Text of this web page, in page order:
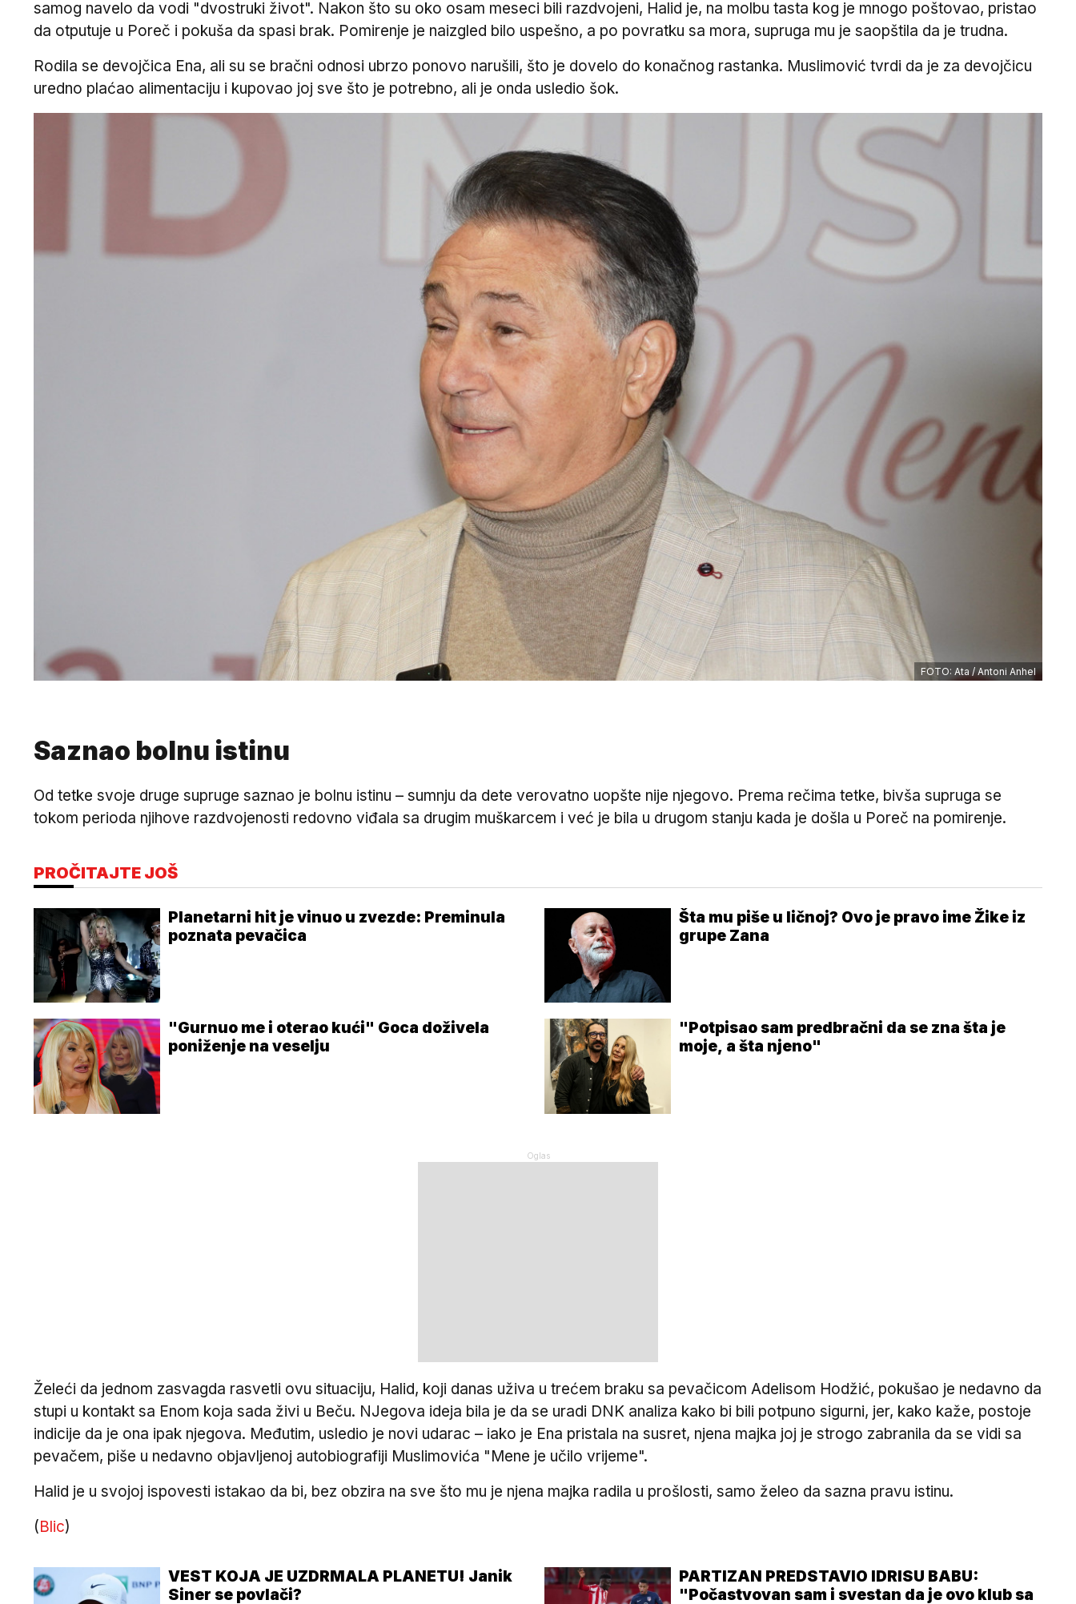
samog navelo da vodi "dvostruki život". Nakon što su oko osam meseci bili razdvojeni, Halid je, na molbu tasta kog je mnogo poštovao, pristao
da otputuje u Poreč i pokuša da spasi brak. Pomirenje je naizgled bilo uspešno, a po povratku sa mora, supruga mu je saopštila da je trudna.
Rodila se devojčica Ena, ali su se bračni odnosi ubrzo ponovo narušili, što je dovelo do konačnog rastanka. Muslimović tvrdi da je za devojčicu
uredno plaćao alimentaciju i kupovao joj sve što je potrebno, ali je onda usledio šok.
FOTO: Ata / Antoni Anhel
Saznao bolnu istinu
Od tetke svoje druge supruge saznao je bolnu istinu – sumnju da dete verovatno uopšte nije njegovo. Prema rečima tetke, bivša supruga se
tokom perioda njihove razdvojenosti redovno viđala sa drugim muškarcem i već je bila u drugom stanju kada je došla u Poreč na pomirenje.
PROČITAJTE JOŠ
Planetarni hit je vinuo u zvezde: Preminula
poznata pevačica
Šta mu piše u ličnoj? Ovo je pravo ime Žike iz
grupe Zana
"Gurnuo me i oterao kući" Goca doživela
poniženje na veselju
"Potpisao sam predbračni da se zna šta je
moje, a šta njeno"
Želeći da jednom zasvagda rasvetli ovu situaciju, Halid, koji danas uživa u trećem braku sa pevačicom Adelisom Hodžić, pokušao je nedavno da
stupi u kontakt sa Enom koja sada živi u Beču. NJegova ideja bila je da se uradi DNK analiza kako bi bili potpuno sigurni, jer, kako kaže, postoje
indicije da je ona ipak njegova. Međutim, usledio je novi udarac – iako je Ena pristala na susret, njena majka joj je strogo zabranila da se vidi sa
pevačem, piše u nedavno objavljenoj autobiografiji Muslimovića "Mene je učilo vrijeme".
Halid je u svojoj ispovesti istakao da bi, bez obzira na sve što mu je njena majka radila u prošlosti, samo želeo da sazna pravu istinu.
(Blic)
VEST KOJA JE UZDRMALA PLANETU! Janik
Siner se povlači?
PARTIZAN PREDSTAVIO IDRISU BABU:
"Počastvovan sam i svestan da je ovo klub sa